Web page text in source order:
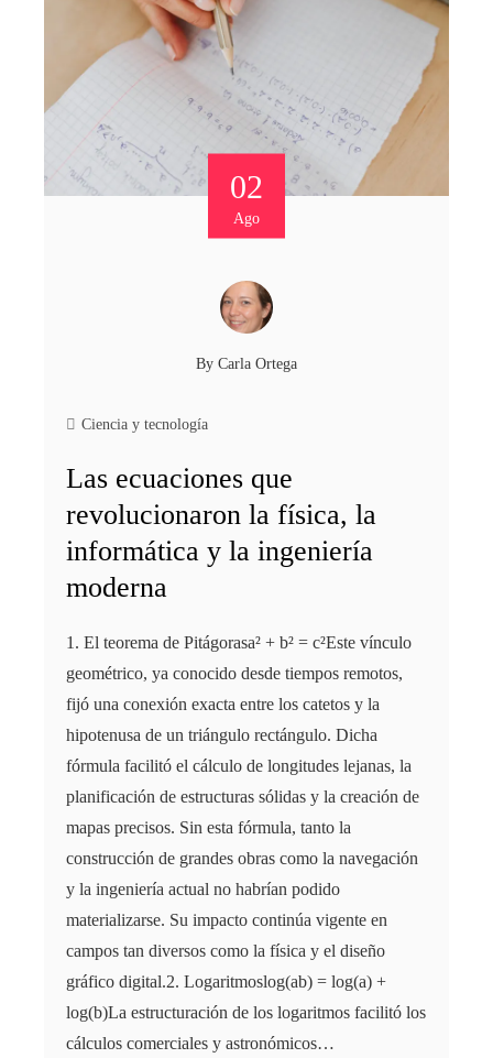
02
Ago
By Carla Ortega
Ciencia y tecnología
Las ecuaciones que
revolucionaron la física, la
informática y la ingeniería
moderna
1. El teorema de Pitágorasa² + b² = c²Este vínculo
geométrico, ya conocido desde tiempos remotos,
fijó una conexión exacta entre los catetos y la
hipotenusa de un triángulo rectángulo. Dicha
fórmula facilitó el cálculo de longitudes lejanas, la
planificación de estructuras sólidas y la creación de
mapas precisos. Sin esta fórmula, tanto la
construcción de grandes obras como la navegación
y la ingeniería actual no habrían podido
materializarse. Su impacto continúa vigente en
campos tan diversos como la física y el diseño
gráfico digital.2. Logaritmoslog(ab) = log(a) +
log(b)La estructuración de los logaritmos facilitó los
cálculos comerciales y astronómicos…